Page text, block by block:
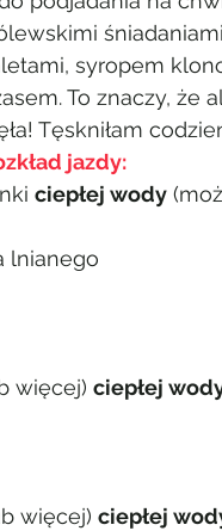
syropem
To znaczy, że
Tęskniłam
jazdy:
ciepłej wody
lnianego
więcej) ciepłej
więcej) ciepłej